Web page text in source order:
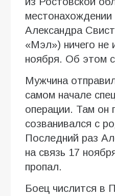
местонахождении
Александра
«Мэл») ничего не
ноября. Об этом
Мужчина
самом начале
операции. Там он
созванивался с
Последний раз
на связь 17
пропал.
Боец числится в